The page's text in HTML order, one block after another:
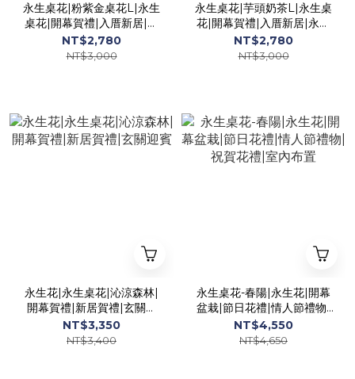
永生桌花|粉紫金桌花L|永生
桌花|開幕賀禮|入厝新居|永
生花盆花|珍珠桌花|奶白色
桌花
NT$2,780
NT$3,000
永生桌花|芋頭奶茶L|永生桌
花|開幕賀禮|入厝新居|永生
花盆花|珍珠桌花|奶白色桌
花
NT$2,780
NT$3,000
永生花|永生桌花|沁涼森林|
開幕賀禮|新居賀禮|玄關迎
賓
NT$3,350
NT$3,400
永生桌花-春陽|永生花|開幕
盆栽|節日花禮|情人節禮物|
祝賀花禮|室內布置
NT$4,550
NT$4,650